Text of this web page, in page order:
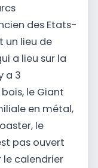
des Etats-
un lieu de
a lieu sur la
a 3
le Giant
en métal,
le
pas ouvert
le calendrier